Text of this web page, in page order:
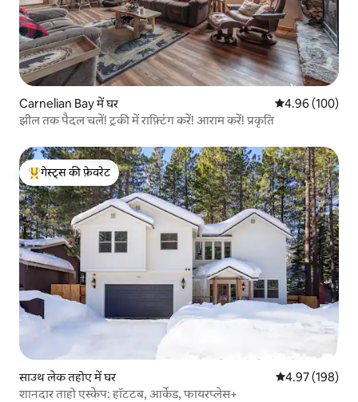
Carnelian Bay में घर औसत रेटिंग 5 में से
4.96 (100)
झील तक पैदल चलें! ट्रकी में राफ़्टिंग करें! आराम करें! प्रकृति
गेस्ट्स का टॉप फ़ेवरेट
गेस्ट्स की फ़ेवरेट
साउथ लेक तहोए में घर औसत रेटिंग 5 में से
4.97 (198)
शानदार ताहो एस्केप: हॉटटब, आर्केड, फायरप्लेस+